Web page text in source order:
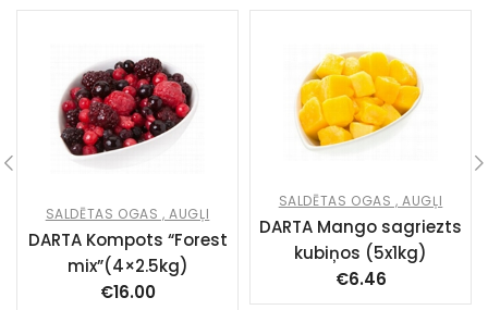
SALDĒTAS OGAS , AUGĻI
DARTA Kompots “Forest
mix”(4×2.5kg)
€16.00
SALDĒTAS OGAS , AUGĻI
DARTA Mango sagriezts
kubiņos (5x1kg)
€6.46